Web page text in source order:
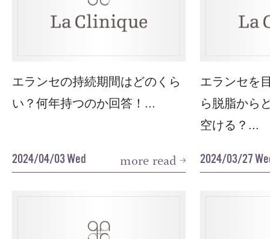
エランセの持続期間はどのくら
い？何年持つのか回答！...
2024/04/03 Wed more read
エランセを
ら脱脂から
空ける？...
2024/03/27